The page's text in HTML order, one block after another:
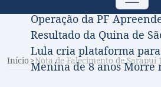
Comissão Aprova
Operação da PF
Resultado da Quina de
Lula cria plataforma
Menina de 8 anos Morre
Início Nota de Falecimento de Sarapuí